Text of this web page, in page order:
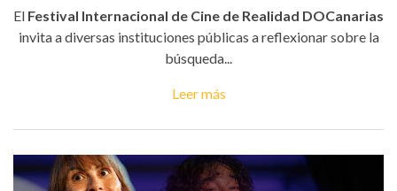
El Festival Internacional de Cine de Realidad DOCanarias
invita a diversas instituciones públicas a reflexionar sobre la
búsqueda...
Leer más